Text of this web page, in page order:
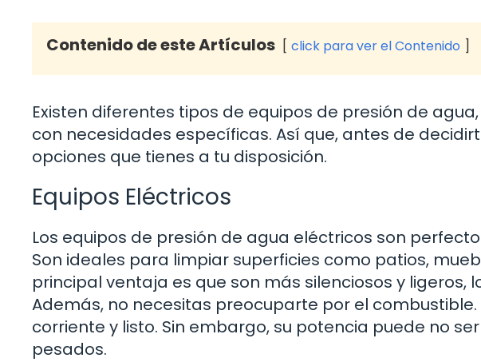
Contenido de este Artículos click para ver el Contenido
Existen diferentes tipos de equipos de presión de
con necesidades específicas. Así que, antes de
opciones que tienes a tu disposición.
Equipos Eléctricos
Los equipos de presión de agua eléctricos son
Son ideales para limpiar superficies como patios,
principal ventaja es que son más silenciosos y ligeros,
Además, no necesitas preocuparte por el
corriente y listo. Sin embargo, su potencia puede no
pesados.